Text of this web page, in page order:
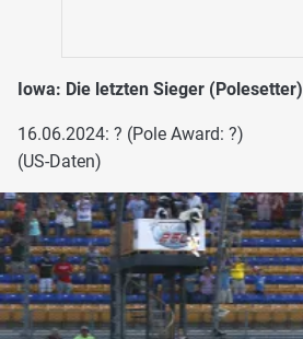
Iowa: Die letzten Sieger (Polesetter)
16.06.2024: ? (Pole Award: ?)
(US-Daten)